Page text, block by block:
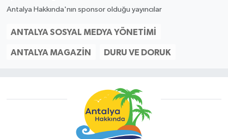
Antalya Hakkında'nın sponsor olduğu yayıncılar
ANTALYA SOSYAL MEDYA YÖNETIMI
ANTALYA MAGAZIN DURU VE DORUK